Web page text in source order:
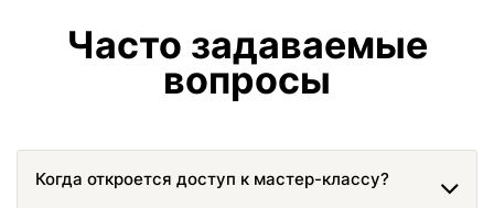
Часто задаваемые
вопросы
Когда откроется доступ к мастер-классу?